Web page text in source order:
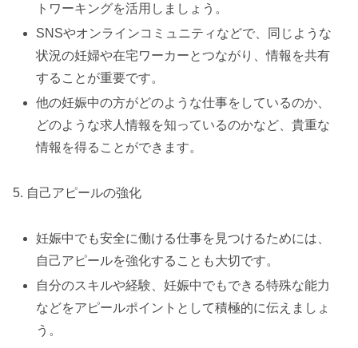
トワーキングを活用しましょう。
SNSやオンラインコミュニティなどで、同じような
状況の妊婦や在宅ワーカーとつながり、情報を共有
することが重要です。
他の妊娠中の方がどのような仕事をしているのか、
どのような求人情報を知っているのかなど、貴重な
情報を得ることができます。
5. 自己アピールの強化
妊娠中でも安全に働ける仕事を見つけるためには、
自己アピールを強化することも大切です。
自分のスキルや経験、妊娠中でもできる特殊な能力
などをアピールポイントとして積極的に伝えましょ
う。